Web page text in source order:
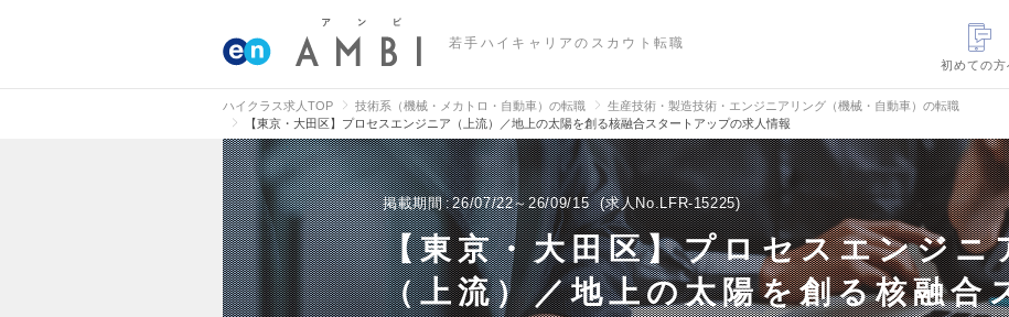
若手ハイキャリアのスカウト転職
初めての方
ハイクラス求人TOP 技術系（機械・メカトロ・自動車）の転職
生産技術・製造技術・エンジニアリング（機械・自動車）の転職
【東京・大田区】プロセスエンジニア（上流）／地上の太陽を創る核融合スタートアップの求人情報
掲載期間 26/07/22～26/09/15 求人No.LFR-15225
【東京・大田区】プロセスエンジニ
（上流）／地上の太陽を創る核融合